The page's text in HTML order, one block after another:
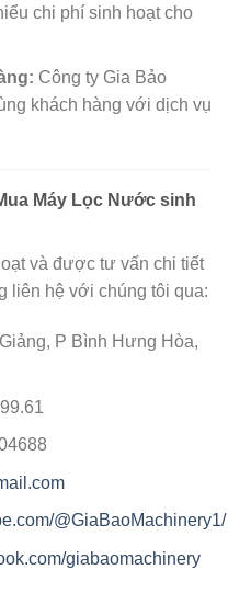
chi phí sinh hoạt cho
Công ty Gia Bảo
khách hàng với dịch vụ
Máy Lọc Nước sinh
và được tư vấn chi tiết
liên hệ với chúng tôi qua:
P Bình Hưng Hòa,
@GiaBaoMachinery1/
giabaomachinery